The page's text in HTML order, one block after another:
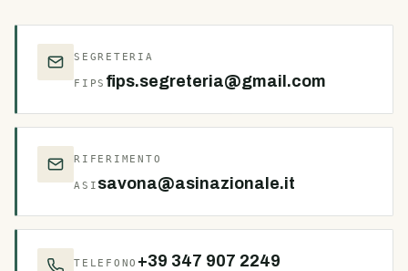
SEGRETERIA
FIPS fips.segreteria@gmail.com
RIFERIMENTO
ASI savona@asinazionale.it
TELEFONO +39 347 907 2249